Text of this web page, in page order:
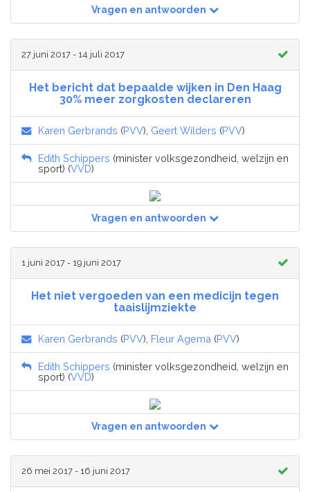
Vragen en antwoorden
27 juni 2017 - 14 juli 2017
Het bericht dat bepaalde wijken in Den Haag
30% meer zorgkosten declareren
Karen Gerbrands (PVV), Geert Wilders (PVV)
Edith Schippers (minister volksgezondheid, welzijn en
sport) (VVD)
Vragen en antwoorden
1 juni 2017 - 19 juni 2017
Het niet vergoeden van een medicijn tegen
taaislijmziekte
Karen Gerbrands (PVV), Fleur Agema (PVV)
Edith Schippers (minister volksgezondheid, welzijn en
sport) (VVD)
Vragen en antwoorden
26 mei 2017 - 16 juni 2017